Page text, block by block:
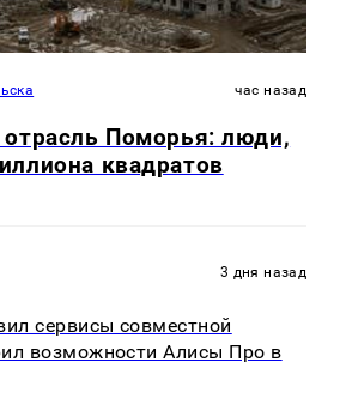
час назад
отрасль Поморья: люди,
квадратов
3 дня назад
сервисы совместной
возможности Алисы Про в